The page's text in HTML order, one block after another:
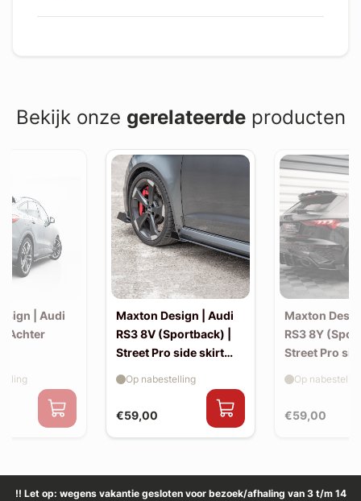
Bekijk onze gerelateerdeproducten
| Audi
| Achter
Maxton Design | Audi
RS3 8V (Sportback) |
Street Pro side skirt
€59,00
Op nabestelling
Maxton
RS3 8Y
Street Pro
€59,00
Op
!! Let op: wegens vakantie gesloten voor bezoek/afhaling van 3 t/m 14